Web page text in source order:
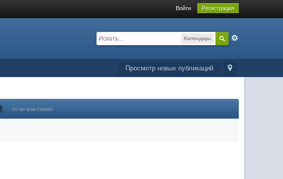
Войти Регистрация
Календарь
Просмотр новых публикаций
по возрастанию